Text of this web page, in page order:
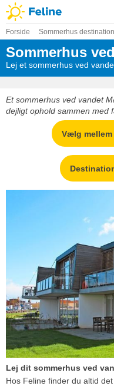
Forside Sommerhus
Sommerhus
Lej et sommerhus ved
Et sommerhus ved vandet
dejligt ophold sammen med
Vælg mellem
Lej dit sommerhus ved
Hos Feline finder du altid